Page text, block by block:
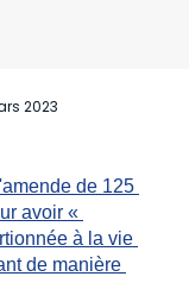
2023
de 125
avoir «
à la vie
de manière